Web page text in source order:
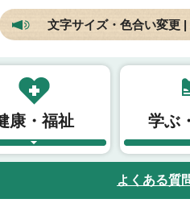
文字サイズ・色合い変更
康・福祉 学ぶ
よくある質